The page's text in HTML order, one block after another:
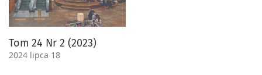
Tom 24 Nr 2 (2023)
2024 lipca 18